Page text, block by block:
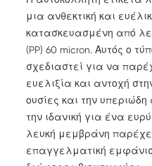
μια ανθεκτική και
κατασκευασμένη από
(PP) 60 micron. Αυτός ο
σχεδιαστεί για να
ευελιξία και αντοχή
ουσίες και την
την ιδανική για ένα
λευκή μεμβράνη
επαγγελματική